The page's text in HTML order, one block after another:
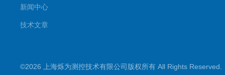
新闻中心
技术文章
©2026 上海烁为测控技术有限公司版权所有 All Rights